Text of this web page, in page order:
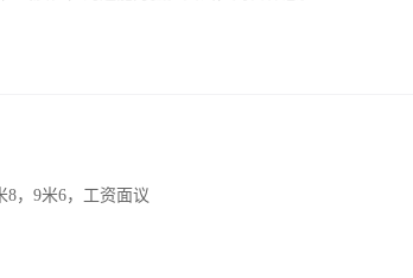
8，9米6，工资面议